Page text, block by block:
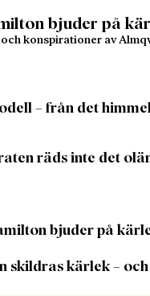
bjuder på
konspirationer av
– från det
räds inte det
bjuder på
skildras kärlek –